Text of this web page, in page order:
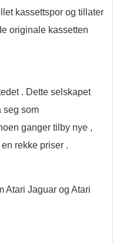
kassettspor og tillater
originale kassetten
. Dette selskapet
seg som
ganger tilby nye ,
rekke priser .
Atari Jaguar og Atari